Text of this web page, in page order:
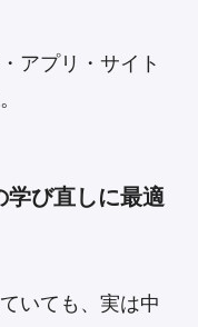
アプリ・サイト
学び直しに最適
いても、実は中